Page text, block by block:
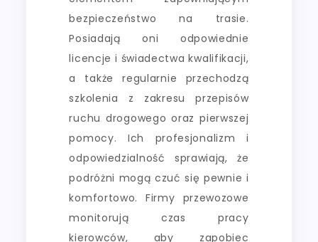
bezpieczeństwo na trasie.
Posiadają oni odpowiednie
licencje i świadectwa kwalifikacji,
a także regularnie przechodzą
szkolenia z zakresu przepisów
ruchu drogowego oraz pierwszej
pomocy. Ich profesjonalizm i
odpowiedzialność sprawiają, że
podróżni mogą czuć się pewnie i
komfortowo. Firmy przewozowe
monitorują czas pracy
kierowców, aby zapobiec